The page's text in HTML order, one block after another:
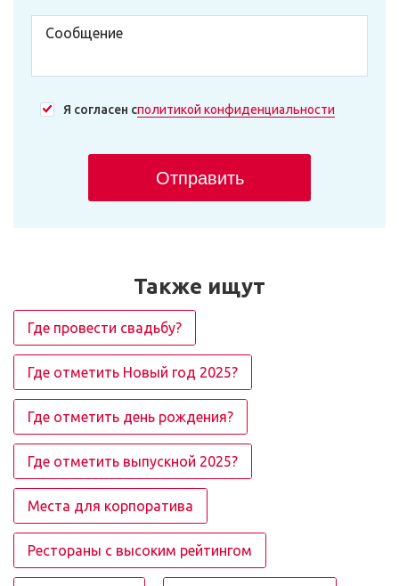
Я согласен сполитикой конфиденциальности
Отправить
Также ищут
Где провести свадьбу?
Где отметить Новый год 2025?
Где отметить день рождения?
Где отметить выпускной 2025?
Места для корпоратива
Рестораны с высоким рейтингом